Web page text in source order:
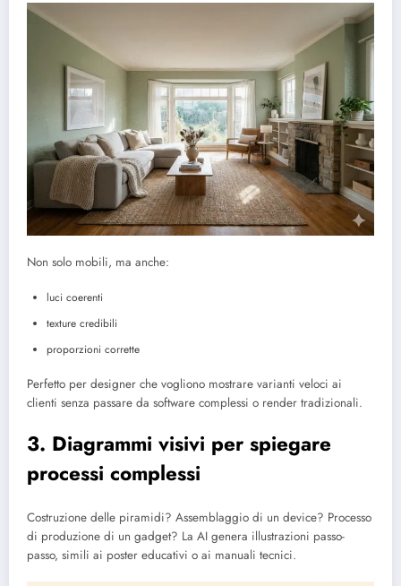
Non solo mobili, ma anche:
luci coerenti
texture credibili
proporzioni corrette
Perfetto per designer che vogliono mostrare varianti veloci ai
clienti senza passare da software complessi o render tradizionali.
3. Diagrammi visivi per spiegare
processi complessi
Costruzione delle piramidi? Assemblaggio di un device? Processo
di produzione di un gadget? La AI genera illustrazioni passo-
passo, simili ai poster educativi o ai manuali tecnici.